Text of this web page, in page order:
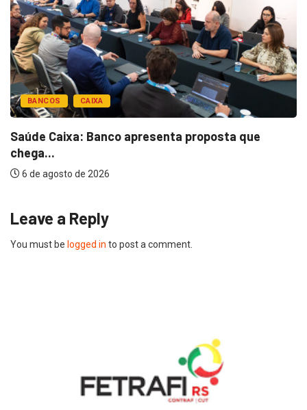
BANCOS CAIXA
Saúde Caixa: Banco apresenta proposta que
chega...
6 de agosto de 2026
Leave a Reply
You must be logged in to post a comment.